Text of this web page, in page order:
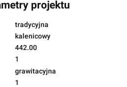
projektu
tradycyjna
kalenicowy
442.00
1
grawitacyjna
1